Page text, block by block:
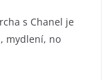
s Chanel je
mydlení, no